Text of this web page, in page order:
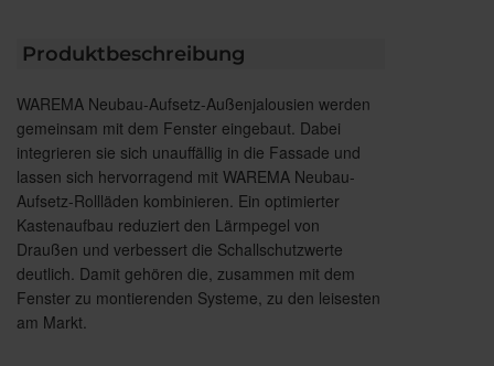
Produktbeschreibung
WAREMA Neubau-Aufsetz-Außenjalousien werden
gemeinsam mit dem Fenster eingebaut. Dabei
integrieren sie sich unauffällig in die Fassade und
lassen sich hervorragend mit WAREMA Neubau-
Aufsetz-Rollläden kombinieren. Ein optimierter
Kastenaufbau reduziert den Lärmpegel von
Draußen und verbessert die Schallschutzwerte
deutlich. Damit gehören die, zusammen mit dem
Fenster zu montierenden Systeme, zu den leisesten
am Markt.